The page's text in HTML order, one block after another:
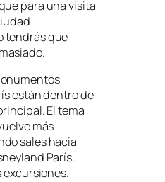
para una visita
tendrás que
están dentro de
El tema
más
sales hacia
París,
excursiones.